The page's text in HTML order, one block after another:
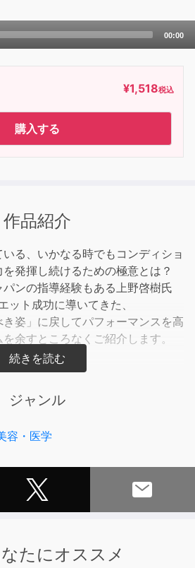
00:00
¥1,518税込
購入する
作品紹介
る、いかなる時でもコンディショ
発揮し続けるための極意とは？
パンの指導経験もある上野啓樹氏
ット成功に導いてきた、
姿」に戻してパフォーマンスを高
余すところなくご紹介します。
眠くて仕方がない」
トして痩せたのにリバウンドしてい
本来のあるべき姿ではないというこ
揮できない状態になっているので
ジャンル
容・医学
たにオススメ